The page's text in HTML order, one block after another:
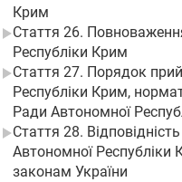
Крим
Стаття 26.
Республіки Крим
Стаття 27. Порядок
Республіки Крим,
Ради Автономної
Стаття 28.
Автономної Республіки
законам України